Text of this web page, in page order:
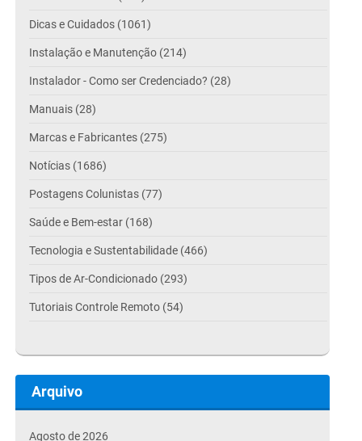
Dicas e Cuidados (1061)
Instalação e Manutenção (214)
Instalador - Como ser Credenciado? (28)
Manuais (28)
Marcas e Fabricantes (275)
Notícias (1686)
Postagens Colunistas (77)
Saúde e Bem-estar (168)
Tecnologia e Sustentabilidade (466)
Tipos de Ar-Condicionado (293)
Tutoriais Controle Remoto (54)
Arquivo
Agosto de 2026